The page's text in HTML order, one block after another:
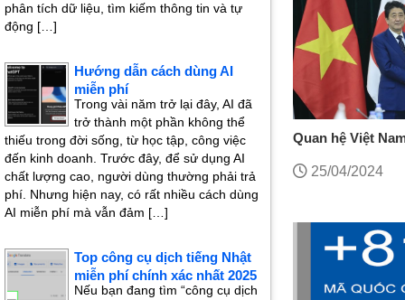
Quan hệ Việt
25/04/2024
phân tích dữ liệu, tìm kiếm thông tin và tự
động […]
Hướng dẫn cách dùng AI
miễn phí
Trong vài năm trở lại đây, AI đã
trở thành một phần không thể
thiếu trong đời sống, từ học tập, công việc
đến kinh doanh. Trước đây, để sử dụng AI
chất lượng cao, người dùng thường phải trả
phí. Nhưng hiện nay, có rất nhiều cách dùng
AI miễn phí mà vẫn đảm […]
Top công cụ dịch tiếng Nhật
miễn phí chính xác nhất 2025
Nếu bạn đang tìm “công cụ dịch